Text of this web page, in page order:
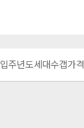
입주년도세대수갭가격